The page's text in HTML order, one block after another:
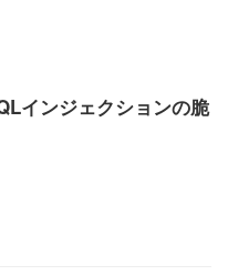
インジェクションの脆